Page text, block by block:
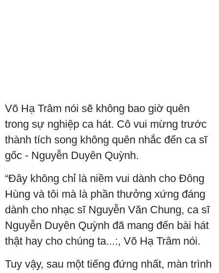
Võ Hạ Trâm nói sẽ không bao giờ quên
trong sự nghiệp ca hát. Cô vui mừng trước
thành tích song không quên nhắc đến ca sĩ
gốc - Nguyễn Duyên Quỳnh.
“Đây không chỉ là niềm vui dành cho Đông
Hùng và tôi mà là phần thưởng xứng đáng
dành cho nhạc sĩ Nguyễn Văn Chung, ca sĩ
Nguyễn Duyên Quỳnh đã mang đến bài hát
thật hay cho chúng ta...:, Võ Hạ Trâm nói.
Tuy vậy, sau một tiếng đứng nhất, màn trình